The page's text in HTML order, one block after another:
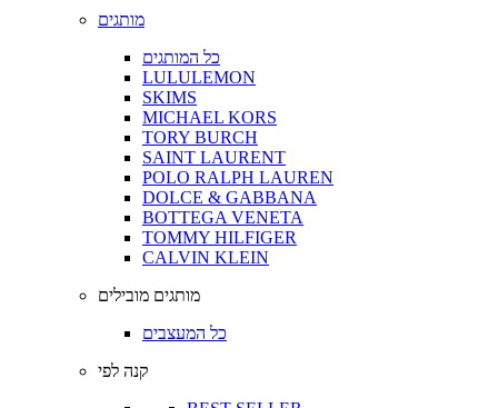
מותגים
כל המותגים
LULULEMON
SKIMS
MICHAEL KORS
TORY BURCH
SAINT LAURENT
POLO RALPH LAUREN
DOLCE & GABBANA
BOTTEGA VENETA
TOMMY HILFIGER
CALVIN KLEIN
מותגים מובילים
כל המעצבים
קנה לפי